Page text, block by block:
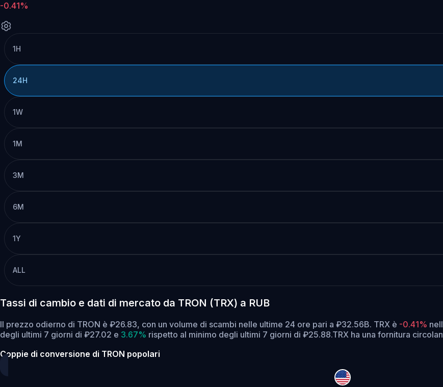
-0.41%
1H
24H
1W
1M
3M
6M
1Y
ALL
Tassi di cambio e dati di mercato da TRON (TRX) a RUB
Il prezzo odierno di TRON è ₽26.83, con un volume di scambi nelle ultime 24 ore pari a ₽32.56B. TRX è -0.41%
degli ultimi 7 giorni di ₽27.02 e 3.67% rispetto al minimo degli ultimi 7 giorni di ₽25.88.TRX ha una fornitura
Coppie di conversione di TRON popolari